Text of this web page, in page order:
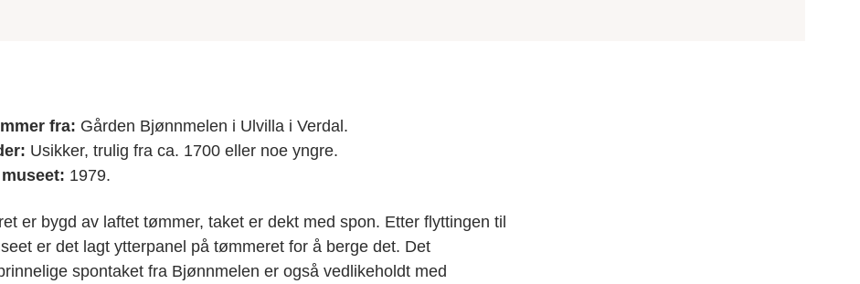
fra: Gården Bjønnmelen i Ulvilla i Verdal.
Usikker, trulig fra ca. 1700 eller noe yngre.
1979.
er bygd av laftet tømmer, taket er dekt med spon. Etter flyttingen til
er det lagt ytterpanel på tømmeret for å berge det. Det
spontaket fra Bjønnmelen er også vedlikeholdt med